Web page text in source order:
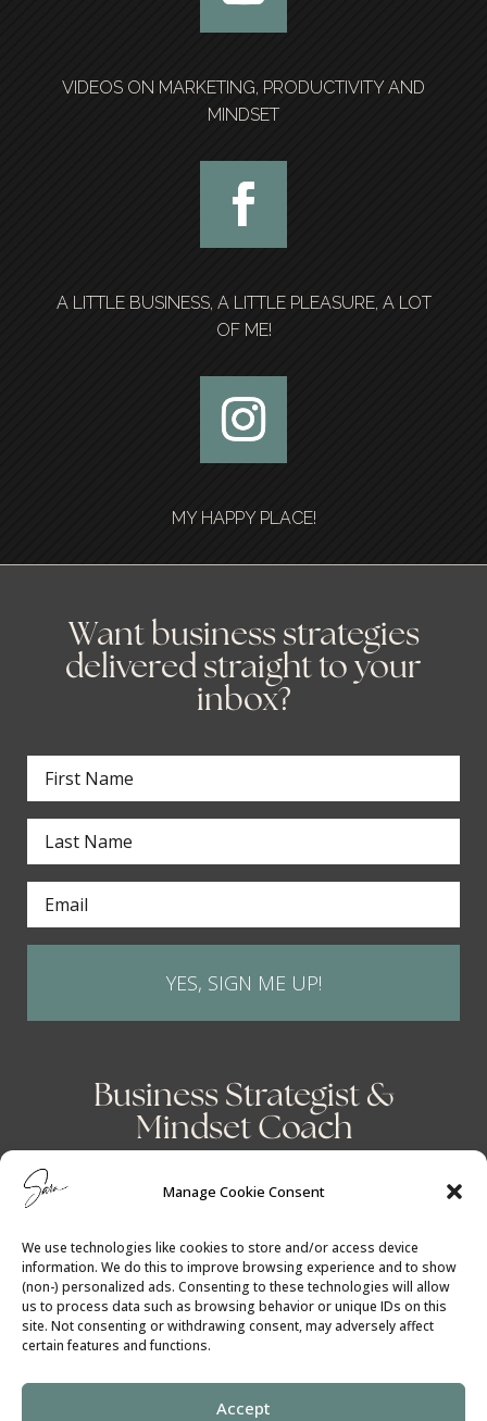
Manage Cookie Consent
We use technologies like cookies to store and/or access device
information. We do this to improve browsing experience and to show
(non-) personalized ads. Consenting to these technologies will allow
us to process data such as browsing behavior or unique IDs on this
site. Not consenting or withdrawing consent, may adversely affect
certain features and functions.
Accept
VIDEOS ON MARKETING, PRODUCTIVITY AND
MINDSET
A LITTLE BUSINESS, A LITTLE PLEASURE, A LOT
OF ME!
MY HAPPY PLACE!
Want business strategies
delivered straight to your
inbox?
YES, SIGN ME UP!
Business Strategist &
Mindset Coach
Cookie Policy│Privacy Policy